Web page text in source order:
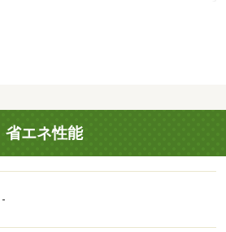
でお客様のご希望のお部屋が見つ
が全力でサポートさせて頂きま
られます。バストイレ別なので浴
ます。暑い夏、寒い冬には必須の
。ネット回線がある物件です。住
アクセスを重視するなら、宇多津
う。この機会にぜひお引っ越しを
保証等：加入要（保証会社の利
省エネ性能
-